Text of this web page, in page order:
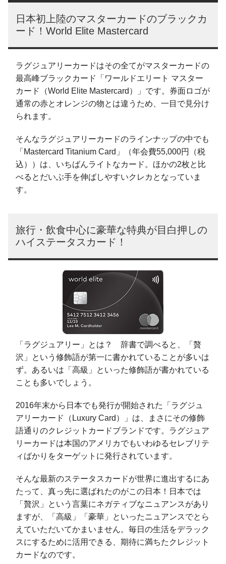
日本初上陸のマスターカードのブラックカ
ード！World Elite Mastercard
ラグジュアリーカードはその全てがマスターカードの
最高峰ブラックカード「ワールドエリート マスター
カード（World Elite Mastercard）」です。券面ロゴが
通常の赤とオレンジの物とは違うため、一目で見分け
られます。
そんなラグジュアリーカードのラインナップの中でも
「Mastercard Titanium Card」（年会費55,000円（税
込））は、いちばんライトなカード。ほかの2枚と比
べるとだいぶ手を伸ばしやすいクレカとなっていま
す。
旅行・飲食中心に豪華な特典が目白押しの
ハイステータスカード！
「ラグジュアリー」とは？ 辞書で調べると、「贅
沢」という修飾語が第一に書かれていることが多いは
ず。あるいは「高級」といった修飾語が書かれている
ことも多いでしょう。
2016年末から日本でも発行が開始された「ラグジュ
アリーカード（Luxury Card）」は、まさにその修飾
語通りのクレジットカードブランドです。ラグジュア
リーカードは本国のアメリカでもいわゆるセレブリテ
ィばかりをターゲットに発行されています。
そんな最新のステータスカードが世界に進出するにあ
たって、真っ先に選ばれたのがこの日本！日本では
「贅沢」という言葉にネガティブなニュアンスがあり
ますが、「高級」「豪華」といったニュアンスでとら
えていただいてかまいません。毎日の生活をデラック
スにするために活用できる、期待に満ちたクレジット
カードなのです。